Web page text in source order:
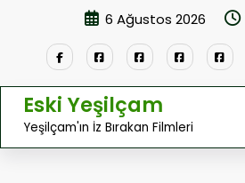
6 Ağustos 2026
Eski Yeşilçam
Yeşilçam'ın İz Bırakan Filmleri